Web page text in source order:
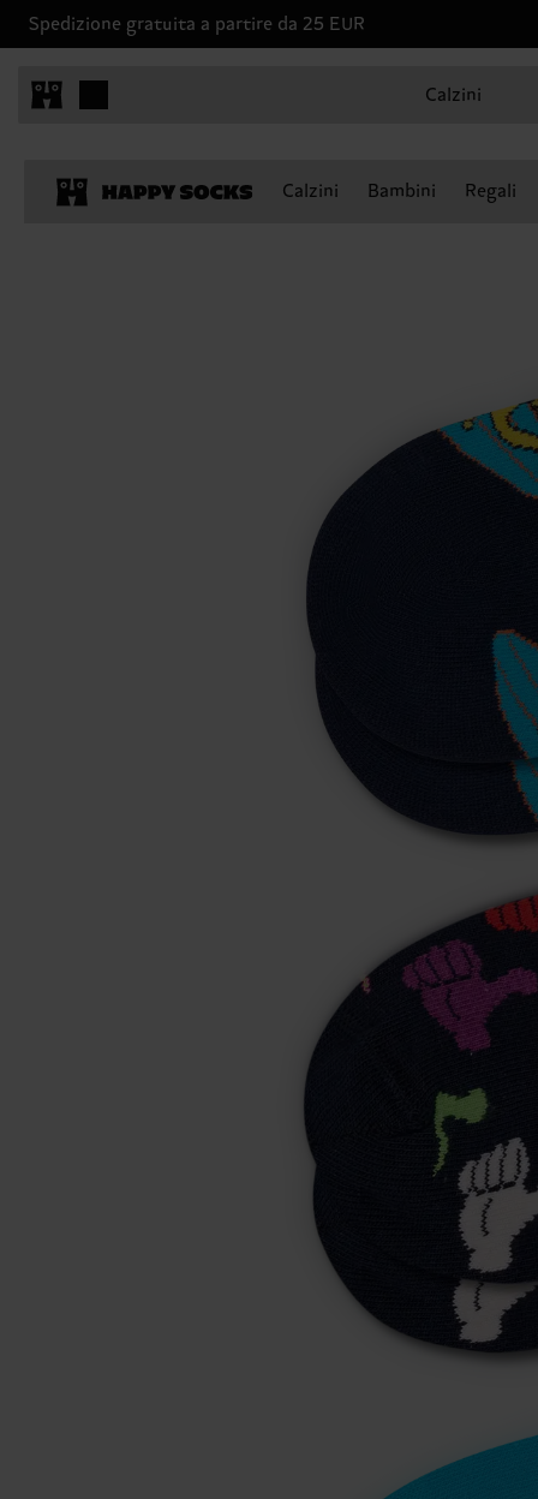
Spedizione gratuita a partire da 25 EUR
Calzini
Calzini Bambini Regali